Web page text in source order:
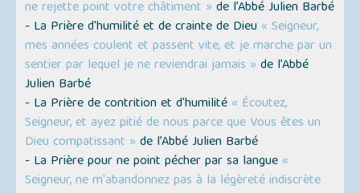
ne rejette point votre châtiment » de l’Abbé Julien Barbé
- La Prière d'humilité et de crainte de Dieu « Seigneur,
mes années coulent et passent vite, et je marche par un
sentier par lequel je ne reviendrai jamais » de l’Abbé
Julien Barbé
- La Prière de contrition et d'humilité « Écoutez,
Seigneur, et ayez pitié de nous parce que Vous êtes un
Dieu compatissant » de l’Abbé Julien Barbé
- La Prière pour ne point pécher par sa langue «
Seigneur, ne m'abandonnez pas à la légèreté indiscrète